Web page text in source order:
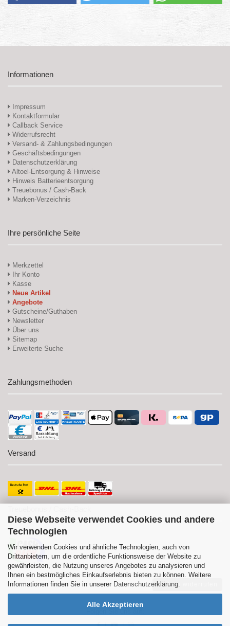
Diese Webseite verwendet Cookies und andere
Technologien
Wir verwenden Cookies und ähnliche Technologien, auch von
Drittanbietern, um die ordentliche Funktionsweise der Website zu
gewährleisten, die Nutzung unseres Angebotes zu analysieren und
Ihnen ein bestmögliches Einkaufserlebnis bieten zu können. Weitere
Informationen finden Sie in unserer Datenschutzerklärung
Alle Akzeptieren
Informationen
Impressum
Kontaktformular
Callback Service
Widerrufsrecht
Versand- & Zahlungsbedingungen
Geschäftsbedingungen
Datenschutzerklärung
Altoel-Entsorgung & Hinweise
Hinweis Batterieentsorgung
Treuebonus / Cash-Back
Marken-Verzeichnis
Ihre persönliche Seite
Merkzettel
Ihr Konto
Kasse
Neue Artikel
Angebote
Gutscheine/Guthaben
Newsletter
Über uns
Sitemap
Erweiterte Suche
Zahlungsmethoden
Versand
Vertrag widerrufen